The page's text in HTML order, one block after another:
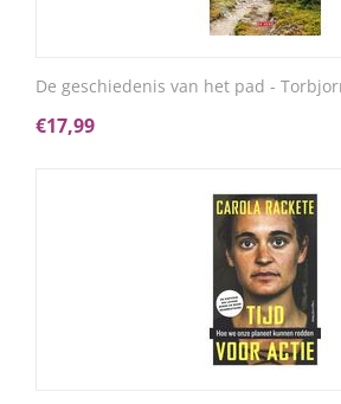
De geschiedenis van het pad -
€17,99